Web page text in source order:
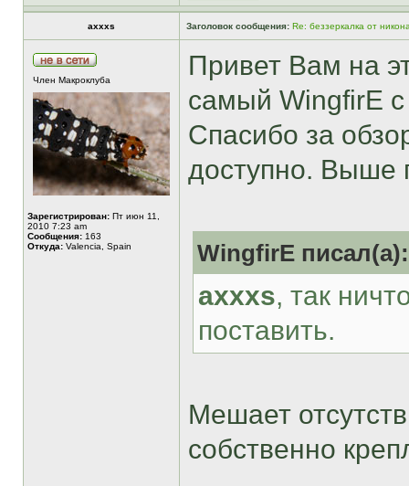
axxxs Заголовок сообщения: Re: беззеркалка от
Член Макроклуба
Зарегистрирован: Пт июн 11,
2010 7:23 am
Сообщения: 163
Откуда: Valencia, Spain
Привет Вам на
самый WingfirE
Спасибо за
доступно. Выше
WingfirE писал(а):
axxxs, так
поставить.
Мешает
собственно